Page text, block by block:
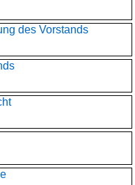
des Vorstands